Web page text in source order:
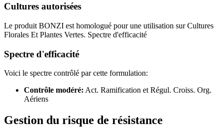
Cultures autorisées
Le produit BONZI est homologué pour une utilisation sur Cultures
Florales Et Plantes Vertes. Spectre d'efficacité
Spectre d'efficacité
Voici le spectre contrôlé par cette formulation:
Contrôle modéré: Act. Ramification et Régul. Croiss. Org.
Aériens
Gestion du risque de résistance